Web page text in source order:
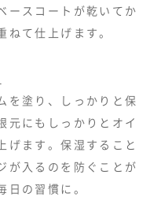
ースコートが乾いてか
て仕上げます。
を塗り、しっかりと保
元にもしっかりとオイ
げます。保湿すること
が入るのを防ぐことが
の習慣に。